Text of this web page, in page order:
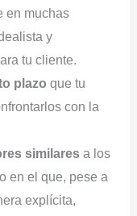
en muchas
y
tu cliente.
plazo que tu
con la
similaresa los
en el que, pese a
explícita,